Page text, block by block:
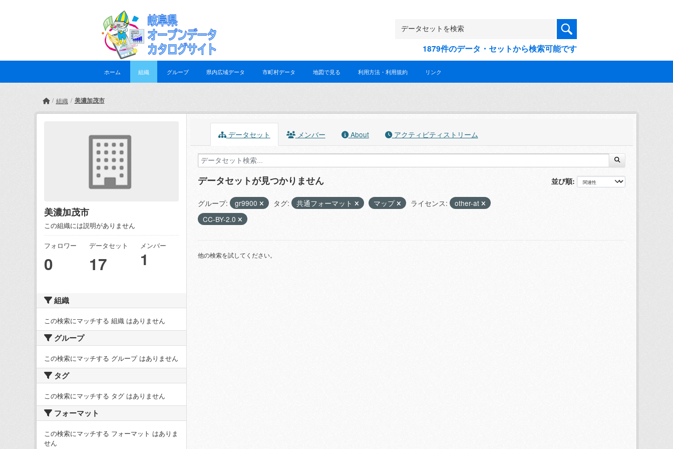
1879件のデータ・セットから検索可能です
ホーム 組織 グループ 県内広域データ 市町村データ 地図で見る 利用方法・利用規約 リンク
組織 美濃加茂市
美濃加茂市
この組織には説明がありません
フォロワー
0
データセット
17
メンバー
1
組織
この検索にマッチする 組織 はありません
グループ
この検索にマッチする グループ はありません
タグ
この検索にマッチする タグ はありません
フォーマット
この検索にマッチする フォーマット はありま
せん
データセット メンバー About アクティビティストリーム
並び順
データセットが見つかりません
グループ: gr9900 タグ: 共通フォーマット マップ ライセンス:
other-at
CC-BY-2.0
他の検索を試してください。